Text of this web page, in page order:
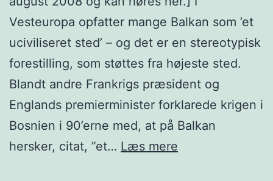
Vesteuropa opfatter mange Balkan som ’et
uciviliseret sted’ – og det er en stereotypisk
forestilling, som støttes fra højeste sted.
Blandt andre Frankrigs præsident og
Englands premierminister forklarede krigen i
Bosnien i 90’erne med, at på Balkan
hersker, citat, ”et… Læs mere